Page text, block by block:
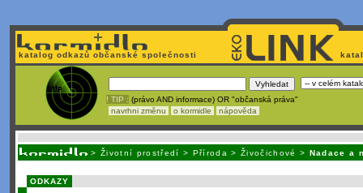
katalog odkazů občanské společnosti
! TIP : (právo AND informace) OR "občanská práva"
navrhni změnu
o kormidle nápověda
> Životní prostředí > Příroda >Živočichové > Nadace a
ODKAZY